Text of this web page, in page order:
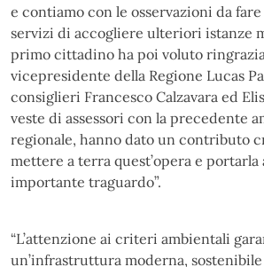
e contiamo con le osservazioni da
servizi di accogliere ulteriori istanze
primo cittadino ha poi voluto
vicepresidente della Regione Lucas
consiglieri Francesco Calzavara ed
veste di assessori con la precedente
regionale, hanno dato un contributo
mettere a terra quest’opera e portarla
importante traguardo”.
“L’attenzione ai criteri ambientali
un’infrastruttura moderna,